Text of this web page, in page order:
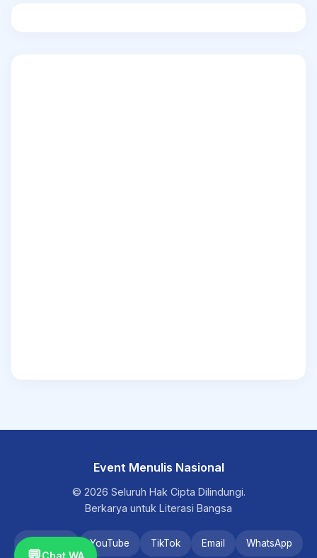
Event Menulis Nasional
© 2026 Seluruh Hak Cipta Dilindungi.
Berkarya untuk Literasi Bangsa
YouTube TikTok Email WhatsApp
Chat WA